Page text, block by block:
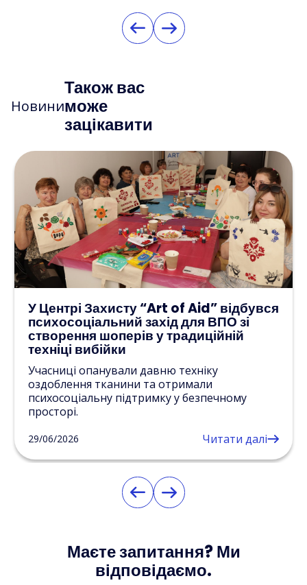
Новини
Також вас
може
зацікавити
У Центрі Захисту “Art of Aid” відбувся
психосоціальний захід для ВПО зі
створення шоперів у традиційній
техніці вибійки
Учасниці опанували давню техніку
оздоблення тканини та отримали
психосоціальну підтримку у безпечному
просторі.
29/06/2026 Читати далі
Маєте запитання? Ми
відповідаємо.